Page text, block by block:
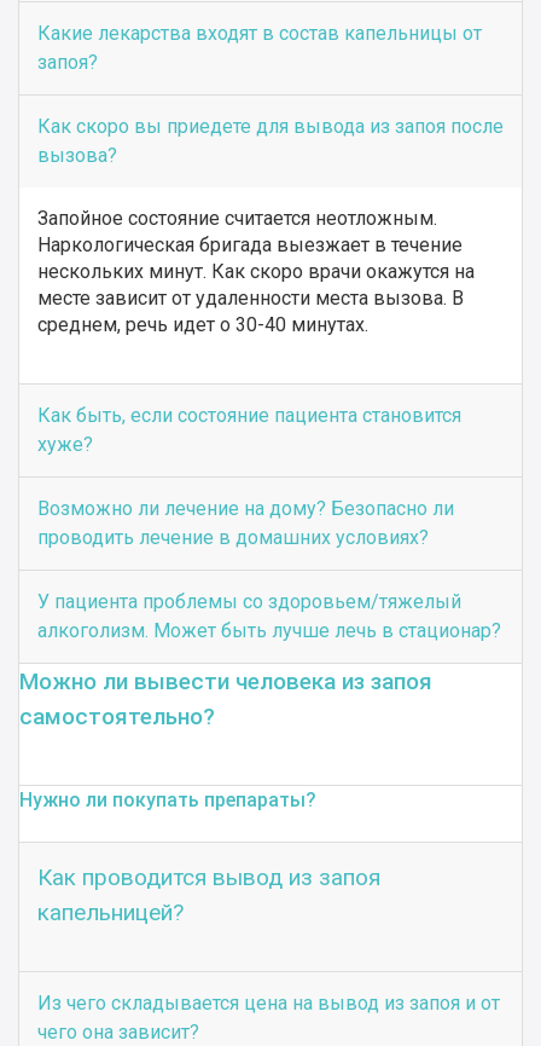
Какие лекарства входят в состав капельницы от
запоя?
Как скоро вы приедете для вывода из запоя после
вызова?
Запойное состояние считается неотложным.
Наркологическая бригада выезжает в течение
нескольких минут. Как скоро врачи окажутся на
месте зависит от удаленности места вызова. В
среднем, речь идет о 30-40 минутах.
Как быть, если состояние пациента становится
хуже?
Возможно ли лечение на дому? Безопасно ли
проводить лечение в домашних условиях?
У пациента проблемы со здоровьем/тяжелый
алкоголизм. Может быть лучше лечь в стационар?
Можно ли вывести человека из запоя
самостоятельно?
Нужно ли покупать препараты?
Как проводится вывод из запоя
капельницей?
Из чего складывается цена на вывод из запоя и от
чего она зависит?